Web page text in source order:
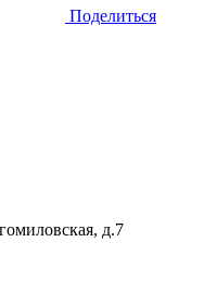
Поделиться
д.7